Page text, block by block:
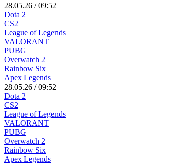
28.05.26 / 09:52
Dota 2
CS2
League of Legends
VALORANT
PUBG
Overwatch 2
Rainbow Six
Apex Legends
28.05.26 / 09:52
Dota 2
CS2
League of Legends
VALORANT
PUBG
Overwatch 2
Rainbow Six
Apex Legends